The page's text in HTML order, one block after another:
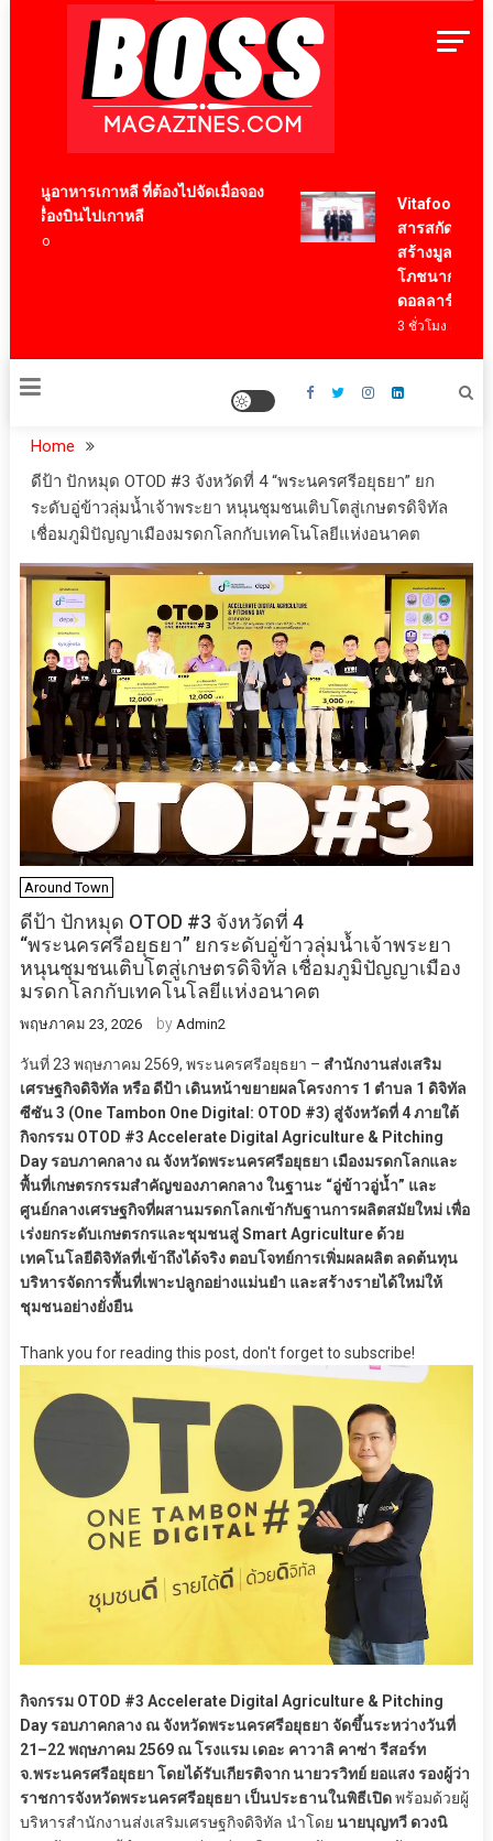
BossMagazinesThailand
มนูอาหารเกาหลี ที่ต้องไปจัดเมื่อจอง
รื่องบินไปเกาหลี
Vitafoods Asia
สารสกัดไทย ชูงา
สร้างมูลค่าเศรษ
โภชนาการสุขภ
ดอลลาร์
3 ชั่วโมง ago
Home
ดีป้า ปักหมุด OTOD #3 จังหวัดที่ 4 “พระนครศรีอยุธยา” ยก
ระดับอู่ข้าวลุ่มน้ำเจ้าพระยา หนุนชุมชนเติบโตสู่เกษตรดิจิทัล
เชื่อมภูมิปัญญาเมืองมรดกโลกกับเทคโนโลยีแห่งอนาคต
Around Town
ดีป้า ปักหมุด OTOD #3 จังหวัดที่ 4
“พระนครศรีอยุธยา” ยกระดับอู่ข้าวลุ่มน้ำเจ้าพระยา
หนุนชุมชนเติบโตสู่เกษตรดิจิทัล เชื่อมภูมิปัญญาเมือง
มรดกโลกกับเทคโนโลยีแห่งอนาคต
พฤษภาคม 23, 2026 by Admin2
วันที่ 23 พฤษภาคม 2569, พระนครศรีอยุธยา – สำนักงานส่งเสริม
เศรษฐกิจดิจิทัล หรือ ดีป้า เดินหน้าขยายผลโครงการ 1 ตำบล 1 ดิจิทัล
ซีซัน 3 (One Tambon One Digital: OTOD #3) สู่จังหวัดที่ 4 ภายใต้
กิจกรรม OTOD #3 Accelerate Digital Agriculture & Pitching
Day รอบภาคกลาง ณ จังหวัดพระนครศรีอยุธยา เมืองมรดกโลกและ
พื้นที่เกษตรกรรมสำคัญของภาคกลาง ในฐานะ “อู่ข้าวอู่น้ำ” และ
ศูนย์กลางเศรษฐกิจที่ผสานมรดกโลกเข้ากับฐานการผลิตสมัยใหม่ เพื่อ
เร่งยกระดับเกษตรกรและชุมชนสู่ Smart Agriculture ด้วย
เทคโนโลยีดิจิทัลที่เข้าถึงได้จริง ตอบโจทย์การเพิ่มผลผลิต ลดต้นทุน
บริหารจัดการพื้นที่เพาะปลูกอย่างแม่นยำ และสร้างรายได้ใหม่ให้
ชุมชนอย่างยั่งยืน
Thank you for reading this post, don't forget to subscribe!
กิจกรรม OTOD #3 Accelerate Digital Agriculture & Pitching
Day รอบภาคกลาง ณ จังหวัดพระนครศรีอยุธยา จัดขึ้นระหว่างวันที่
21–22 พฤษภาคม 2569 ณ โรงแรม เดอะ คาวาลิ คาซ่า รีสอร์ท
จ.พระนครศรีอยุธยา โดยได้รับเกียรติจาก นายวรวิทย์ ยอแสง รองผู้ว่า
ราชการจังหวัดพระนครศรีอยุธยา เป็นประธานในพิธีเปิดพร้อมด้วยผู้
บริหารสำนักงานส่งเสริมเศรษฐกิจดิจิทัล นำโดย นายบุญทวี ดวงนิ